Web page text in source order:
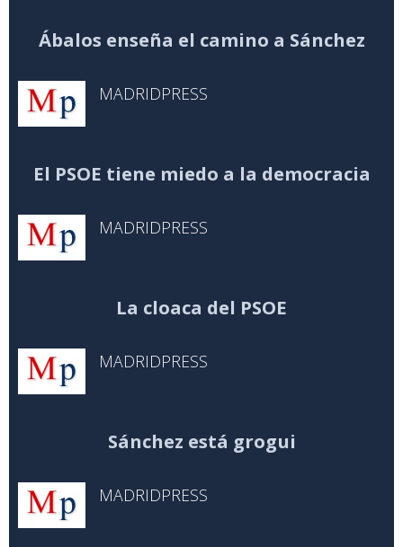
Ábalos enseña el camino a Sánchez
MADRIDPRESS
El PSOE tiene miedo a la democracia
MADRIDPRESS
La cloaca del PSOE
MADRIDPRESS
Sánchez está grogui
MADRIDPRESS